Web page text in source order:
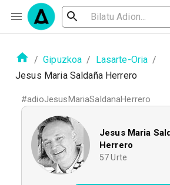
/ Gipuzkoa / Lasarte-Oria /
Jesus Maria Saldaña Herrero
#adioJesusMariaSaldanaHerrero
Jesus Maria
Herrero
57 Urte